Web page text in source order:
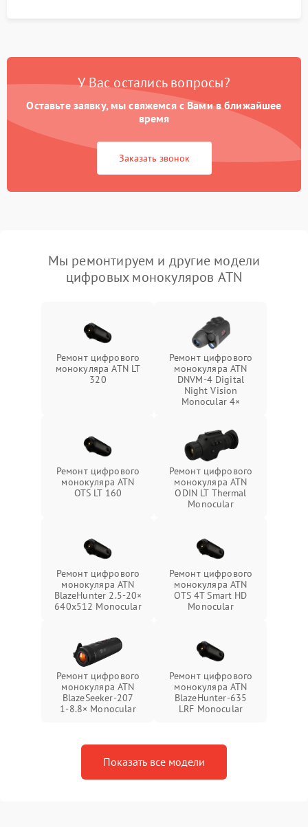
У Вас остались вопросы?
Оставьте заявку, мы свяжемся с Вами в ближайшее
время
Заказать звонок
Мы ремонтируем и другие модели
цифровых монокуляров ATN
Ремонт цифрового
монокуляра ATN LT
320
Ремонт цифрового
монокуляра ATN
DNVM-4 Digital
Night Vision
Monocular 4×
Ремонт цифрового
монокуляра ATN
OTS LT 160
Ремонт цифрового
монокуляра ATN
ODIN LT Thermal
Monocular
Ремонт цифрового
монокуляра ATN
BlazeHunter 2.5‑20×
640x512 Monocular
Ремонт цифрового
монокуляра ATN
OTS 4T Smart HD
Monocular
Ремонт цифрового
монокуляра ATN
BlazeSeeker‑207
1‑8.8× Monocular
Ремонт цифрового
монокуляра ATN
BlazeHunter‑635
LRF Monocular
Показать все модели